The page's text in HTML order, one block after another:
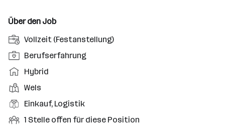
Über den Job
A
n
s
t
e
l
u
Vollzeit (Festanstellung)
P
o
i
t
i
Berufserfahrung
A
r
b
e
i
Hybrid
D
i
n
Wels
B
e
Einkauf, Logistik
O
1 Stelle offen für diese Position